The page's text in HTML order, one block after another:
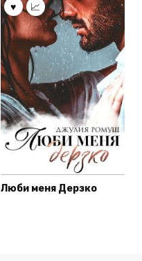
Люби меня Дерзко